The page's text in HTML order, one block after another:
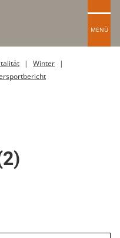
MENÜ
Winter